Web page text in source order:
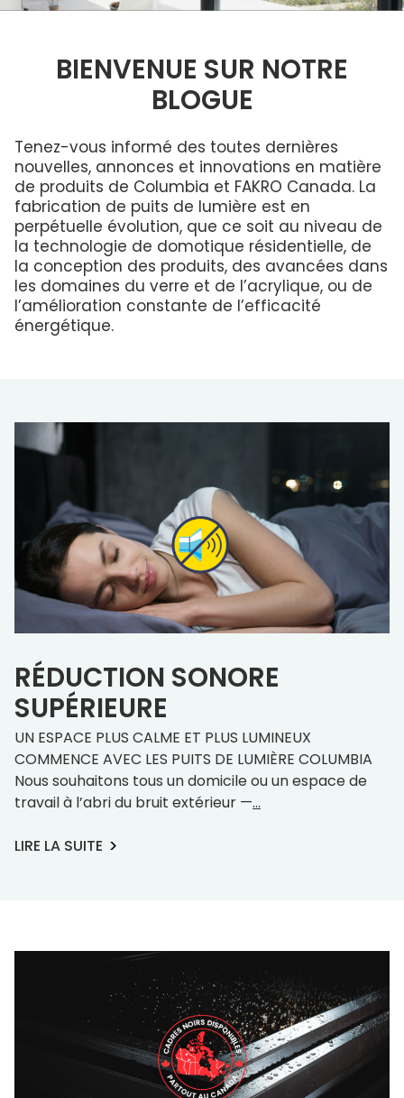
Columbia dans la communautéouvrant
lumière
commerciaux
et
résidentiels
Fenêtres de
toit et Puits
de lumière
pour toit
plat
Quelles dimensions?
Garantie
Galerie
Développement durable
Programme D’Installateurs
Contact Pour Les Installateurs
Nouveaux distributeurs
Nouveaux distributeurs
Commandes aux É.-U. et internationales
Architectes
Options de vitrage et de cadre
Options de vitrage
ENERGY STAR®
Triple vitrage sur tous les produits
FAKRO d’options de vitrage
Acrylique ou verre
Montage à cadre intégré ou montage sur cadre
Couleurs du cadre
Dessins et caractéristiques
Site web affilié
Commande De Dimensions Personnalisées
Mesurer votre puits de lumière
Questions Fréquentes
Garantie
Technologie de maison intelligente
Puits de lumière sans fuites
Condensation
Comprendre les codes produits
Acrylique ou verre
BIENVENUE SUR NOTRE
BLOGUE
Tenez-vous informé des toutes dernières
nouvelles, annonces et innovations en matière
de produits de Columbia et FAKRO Canada. La
fabrication de puits de lumière est en
perpétuelle évolution, que ce soit au niveau de
la technologie de domotique résidentielle, de
la conception des produits, des avancées dans
les domaines du verre et de l’acrylique, ou de
l’amélioration constante de l’efficacité
énergétique.
RÉDUCTION SONORE
SUPÉRIEURE
UN ESPACE PLUS CALME ET PLUS LUMINEUX
COMMENCE AVEC LES PUITS DE LUMIÈRE COLUMBIA
Nous souhaitons tous un domicile ou un espace de
travail à l’abri du bruit extérieur —...
LIRE LA SUITE